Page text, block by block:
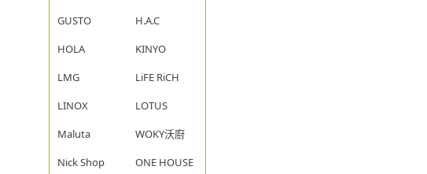
GUSTO
H.A.C
HOLA
KINYO
LMG
LiFE RiCH
LINOX
LOTUS
Maluta
WOKY沃廚
Nick Shop
ONE HOUSE